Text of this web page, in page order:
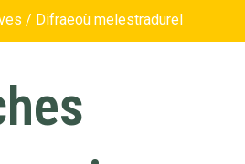
/ Difraeoù melestradurel